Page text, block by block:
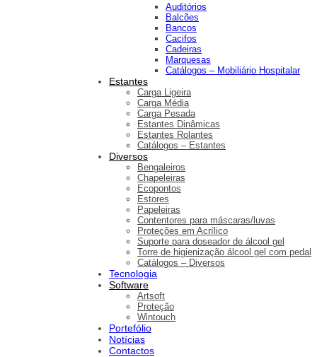
Auditórios
Balcões
Bancos
Cacifos
Cadeiras
Marquesas
Catálogos – Mobiliário Hospitalar
Estantes
Carga Ligeira
Carga Média
Carga Pesada
Estantes Dinâmicas
Estantes Rolantes
Catálogos – Estantes
Diversos
Bengaleiros
Chapeleiras
Ecopontos
Estores
Papeleiras
Contentores para máscaras/luvas
Proteções em Acrílico
Suporte para doseador de álcool gel
Torre de higienização álcool gel com pedal
Catálogos – Diversos
Tecnologia
Software
Artsoft
Proteção
Wintouch
Portefólio
Notícias
Contactos